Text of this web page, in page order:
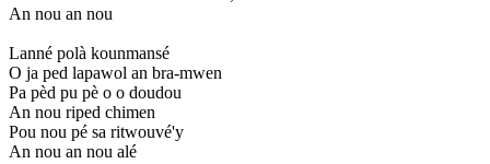
An nou an nou
Lanné polà kounmansé
O ja ped lapawol an bra-mwen
Pa pèd pu pè o o doudou
An nou riped chimen
Pou nou pé sa ritwouvé'y
An nou an nou alé